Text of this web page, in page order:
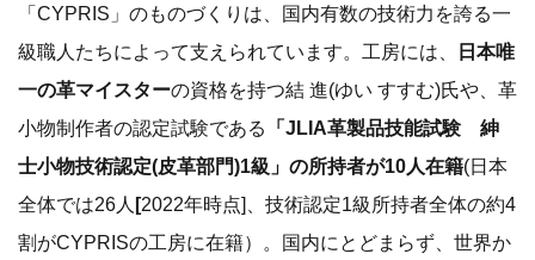
「CYPRIS」のものづくりは、国内有数の技術力を誇る一
級職人たちによって支えられています。工房には、
日本唯
一の革マイスターの資格を持つ結 進(ゆい すすむ)氏や、革
小物制作者の認定試験である
「JLIA革製品技能試験 紳
士小物技術認定(皮革部門)1級」の所持者が10人在籍(日本
全体では26人 [2022年時点]、技術認定1級所持者全体の約4
割がCYPRISの工房に在籍）。国内にとどまらず、世界か